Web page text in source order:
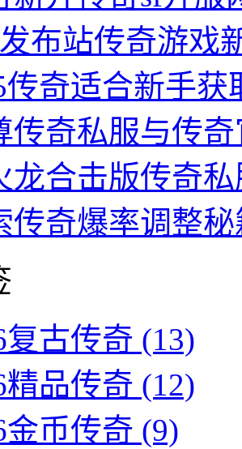
布站传奇游戏
传奇适合新手
传奇私服与传
龙合击版传奇
传奇爆率调整
复古传奇 (13)
精品传奇 (12)
金币传奇 (9)